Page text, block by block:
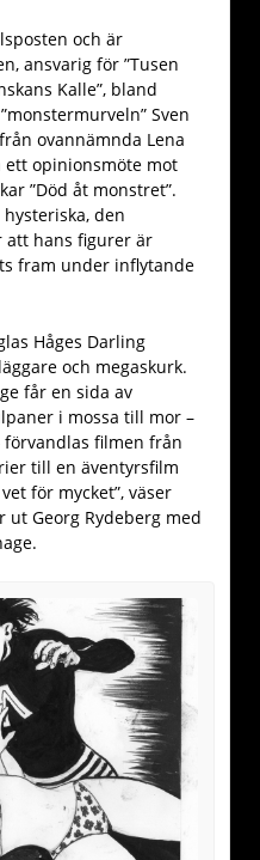
och är
ansvarig för ”Tusen
Kalle”, bland
Sven
ovannämnda Lena
ett opinionsmöte mot
”Död åt monstret”.
den
att hans figurer är
fram under inflytande
Håges Darling
och megaskurk.
får en sida av
i mossa till mor –
förvandlas filmen från
till en äventyrsfilm
för mycket”, väser
ut Georg Rydeberg med